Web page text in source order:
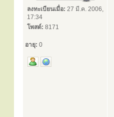
ลงทะเบียนเมื่อ: 27 มี.ค. 2006,
17:34
โพสต์: 8171
อายุ: 0